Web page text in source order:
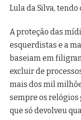
Lula da Silva, tendo
A proteção das
esquerdistas e a
baseiam em
excluir de
mais dos mil
sempre os relógios
que só devolveu